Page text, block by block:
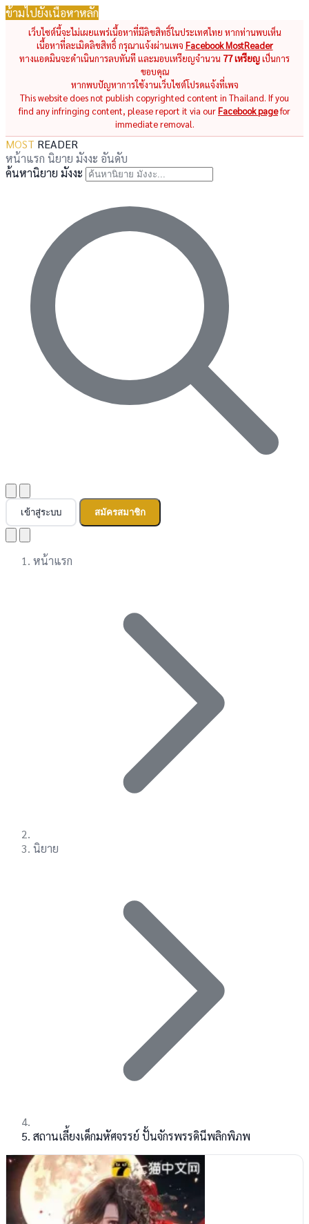
ข้ามไปยังเนื้อหาหลัก
เว็บไซต์นี้จะไม่เผยแพร่เนื้อหาที่มีลิขสิทธิ์ในประเทศไทย หากท่านพบเห็น
เนื้อหาที่ละเมิดลิขสิทธิ์ กรุณาแจ้งผ่านเพจ Facebook MostReader
ทางแอดมินจะดำเนินการลบทันที และมอบเหรียญจำนวน 77 เหรียญเป็นการ
ขอบคุณ
หากพบปัญหาการใช้งานเว็บไซต์โปรดแจ้งที่เพจ
This website does not publish copyrighted content in Thailand. If you
find any infringing content, please report it via ourFacebook pagefor
immediate removal.
MOST READER
หน้าแรก นิยาย มังงะ อันดับ
ค้นหานิยาย มังงะ
เข้าสู่ระบบ สมัครสมาชิก
หน้าแรก
นิยาย
สถานเลี้ยงเด็กมหัศจรรย์ ปั้นจักรพรรดินีพลิกพิภพ